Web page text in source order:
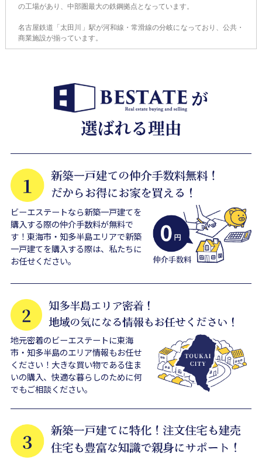
の工場があり、中部圏最大の鉄鋼拠点となっています。
名古屋鉄道「太田川」駅が河和線・常滑線の分岐になっており、公共・
商業施設が揃っています。
ビーエステートなら新築一戸建てを
購入する際の仲介手数料が無料で
す！東海市・知多半島エリアで新築
一戸建てを購入する際は、私たちに
お任せください。
地元密着のビーエステートに東海
市・知多半島のエリア情報もお任せ
ください！大きな買い物である住ま
いの購入、快適な暮らしのために何
でもご相談ください。